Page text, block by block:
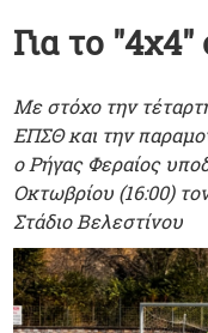
Για το
Με στόχο την
ΕΠΣΘ και την
ο Ρήγας Φεραίος
Οκτωβρίου (16:00)
Στάδιο Βελεστίνου